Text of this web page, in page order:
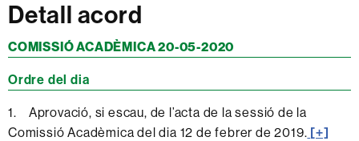
Detall acord
COMISSIÓ ACADÈMICA 20-05-2020
Ordre del dia
1. Aprovació, si escau, de l’acta de la sessió de la
Comissió Acadèmica del dia 12 de febrer de 2019. [+]